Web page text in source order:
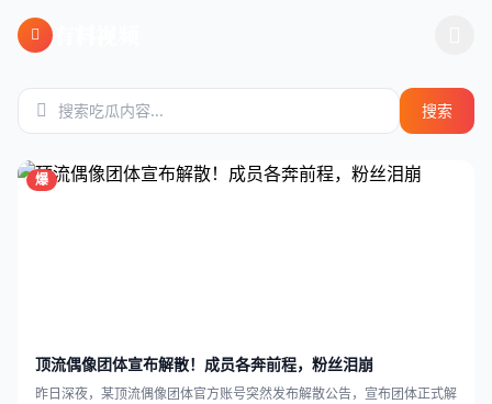
跳过导航
搜索
爆
顶流偶像团体宣布解散！成员各奔前程，粉丝泪崩
昨日深夜，某顶流偶像团体官方账号突然发布解散公告，宣布团体正式解